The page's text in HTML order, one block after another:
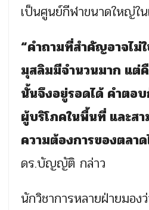
เป็นศูนย์กีฬาขนาดใหญ่ใน
“คำถามที่สำคัญอาจไม่ใ
มุสลิมมีจำนวนมาก แต่คื
นั้นจึงอยู่รอดได้ คำตอบ
ผู้บริโภคในพื้นที่ และส
ความต้องการของตลา
ดร.บัญญัติ กล่าว
นักวิชาการหลายฝ่ายมอ